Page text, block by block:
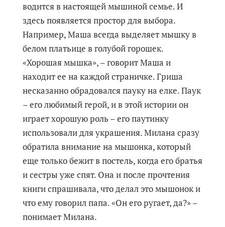
водится в настоящей мышиной семье. И
здесь появляется простор для выбора.
Например, Маша всегда выделяет мышку в
белом платьице в голубой горошек.
«Хорошая мышка», – говорит Маша и
находит ее на каждой страничке. Гриша
несказанно обрадовался пауку на елке. Паук
– его любимый герой, и в этой истории он
играет хорошую роль – его паутинку
использовали для украшения. Милана сразу
обратила внимание на мышонка, который
еще только бежит в постель, когда его братья
и сестры уже спят. Она и после прочтения
книги спрашивала, что делал это мышонок и
что ему говорил папа. «Он его ругает, да?» –
понимает Милана.